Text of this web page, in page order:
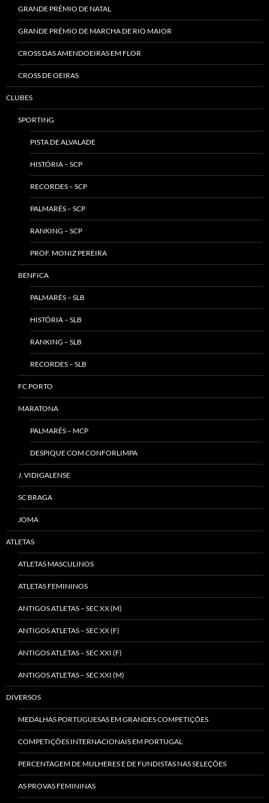
GRANDE PRÉMIO DE NATAL
GRANDE PRÉMIO DE MARCHA DE RIO MAIOR
CROSS DAS AMENDOEIRAS EM FLOR
CROSS DE OEIRAS
CLUBES
SPORTING
PISTA DE ALVALADE
HISTÓRIA – SCP
RECORDES – SCP
PALMARÉS – SCP
RANKING – SCP
PROF. MONIZ PEREIRA
BENFICA
PALMARÉS – SLB
HISTÓRIA – SLB
RANKING – SLB
RECORDES – SLB
FC PORTO
MARATONA
PALMARÉS – MCP
DESPIQUE COM CONFORLIMPA
J. VIDIGALENSE
SC BRAGA
JOMA
ATLETAS
ATLETAS MASCULINOS
ATLETAS FEMININOS
ANTIGOS ATLETAS – SEC XX (M)
ANTIGOS ATLETAS – SEC XX (F)
ANTIGOS ATLETAS – SEC XXI (F)
ANTIGOS ATLETAS – SEC XXI (M)
DIVERSOS
MEDALHAS PORTUGUESAS EM GRANDES COMPETIÇÕES
COMPETIÇÕES INTERNACIONAIS EM PORTUGAL
PERCENTAGEM DE MULHERES E DE FUNDISTAS NAS SELEÇÕES
AS PROVAS FEMININAS